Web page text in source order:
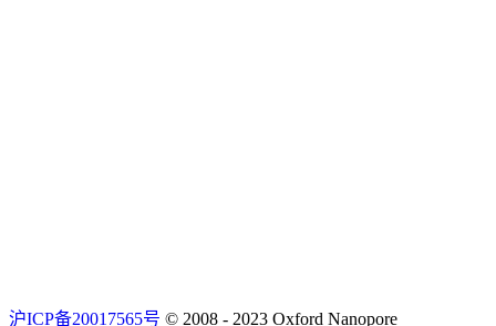
沪ICP备20017565号 © 2008 - 2023 Oxford Nanopore